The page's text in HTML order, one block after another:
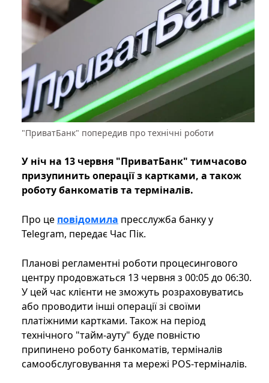
"ПриватБанк" попередив про технічні роботи
У ніч на 13 червня "ПриватБанк" тимчасово
призупинить операції з картками, а також
роботу банкоматів та терміналів.
Про це повідомила пресслужба банку у
Telegram, передає Час Пік.
Планові регламентні роботи процесингового
центру продовжаться 13 червня з 00:05 до 06:30.
У цей час клієнти не зможуть розраховуватись
або проводити інші операції зі своїми
платіжними картками. Також на період
технічного "тайм-ауту" буде повністю
припинено роботу банкоматів, терміналів
самообслуговування та мережі POS-терміналів.